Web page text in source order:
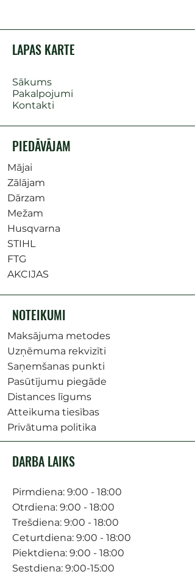
LAPAS KARTE
Sākums
Pakalpojumi
Kontakti
PIEDĀVĀJAM
Mājai
Zālājam
Dārzam
Mežam
Husqvarna
STIHL
FTG
AKCIJAS
NOTEIKUMI
Maksājuma metodes
Uzņēmuma rekvizīti
Saņemšanas punkti
Pasūtījumu piegāde
Distances līgums
Atteikuma tiesības
Privātuma politika
DARBA LAIKS
Pirmdiena: 9:00 - 18:00
Otrdiena: 9:00 - 18:00
Trešdiena: 9:00 - 18:00
Ceturtdiena: 9:00 - 18:00
Piektdiena: 9:00 - 18:00
Sestdiena: 9:00-15:00